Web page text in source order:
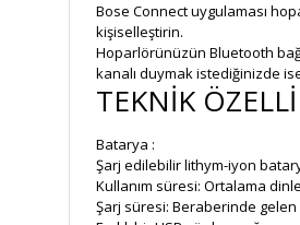
Bose Connect uygulaması
kişiselleştirin.
Hoparlörünüzün Bluetooth
kanalı duymak istediğinizde
TEKNİK
Batarya :
Şarj edilebilir lithym-iyon
Kullanım süresi: Ortalama
Şarj süresi: Beraberinde gelen